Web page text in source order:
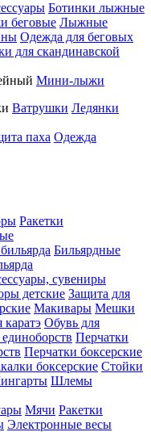
Ботинки лыжные
беговые Лыжные
Одежда для беговых
для скандинавской
Мини-лыжи
Ватрушки Ледянки
паха Одежда
Ракетки
Бильярдные
сувениры
детские Защита для
Макивары Мешки
каратэ Обувь для
Перчатки
Перчатки боксерские
боксерские Стойки
Шлемы
Мячи Ракетки
Электронные весы